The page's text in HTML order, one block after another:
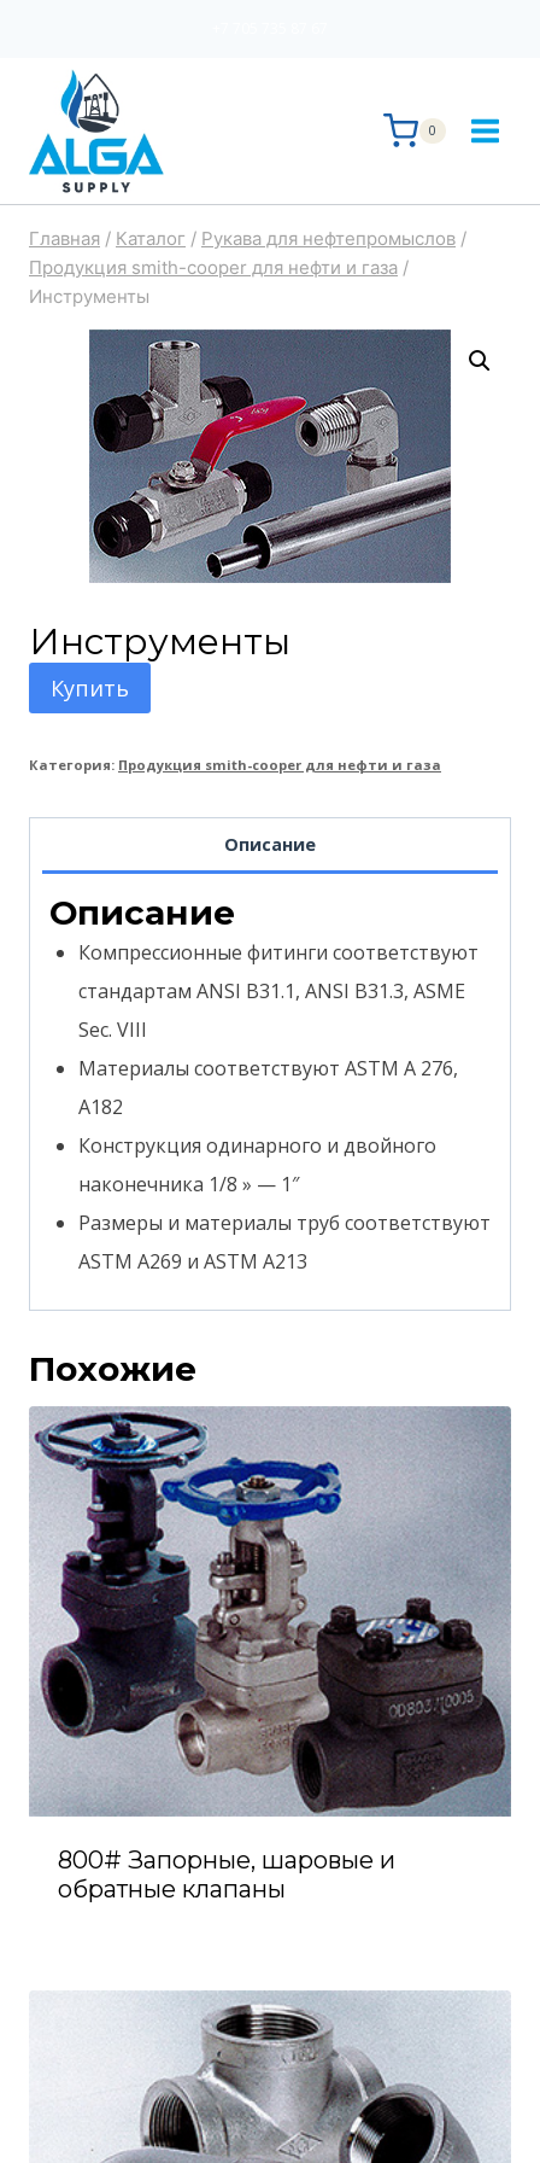
содержимому
0
Главная / Каталог / Рукава для нефтепромыслов /
Продукция smith-cooper для нефти и газа /
Инструменты
Инструменты
Купить
Категория: Продукция smith-cooper для нефти и газа
Описание
Описание
Компрессионные фитинги соответствуют
стандартам ANSI B31.1, ANSI B31.3, ASME
Sec. VIII
Материалы соответствуют ASTM A 276,
A182
Конструкция одинарного и двойного
наконечника 1/8 » — 1″
Размеры и материалы труб соответствуют
ASTM A269 и ASTM A213
Похожие
800# Запорные, шаровые и
обратные клапаны